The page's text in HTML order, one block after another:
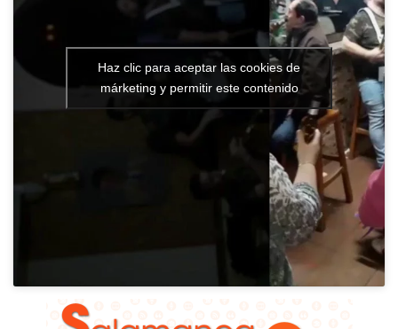
Haz clic para aceptar las cookies de
márketing y permitir este contenido